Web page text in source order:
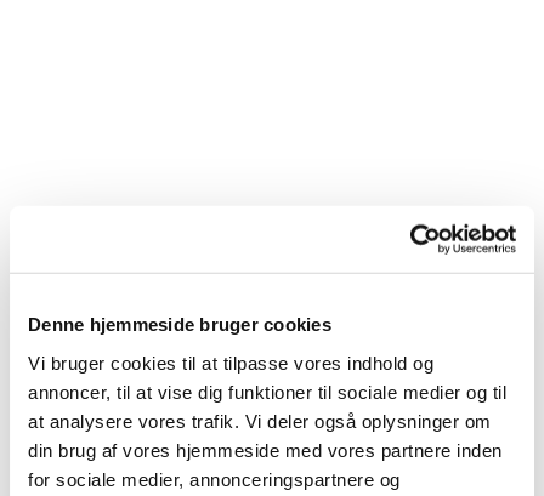
Denne hjemmeside bruger cookies
Vi bruger cookies til at tilpasse vores indhold og
annoncer, til at vise dig funktioner til sociale medier og til
at analysere vores trafik. Vi deler også oplysninger om
din brug af vores hjemmeside med vores partnere inden
for sociale medier, annonceringspartnere og
Du vil måske også kunne
lide...